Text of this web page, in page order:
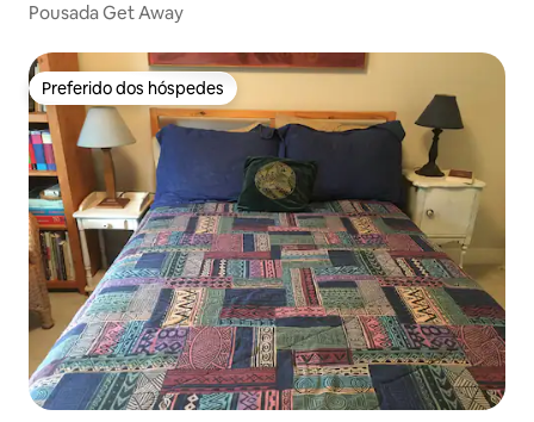
Pousada Get Away
Preferido dos hóspedes
Preferido dos hóspedes